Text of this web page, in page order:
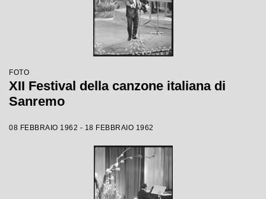
FOTO
XII Festival della canzone italiana di
Sanremo
08 FEBBRAIO 1962 - 18 FEBBRAIO 1962